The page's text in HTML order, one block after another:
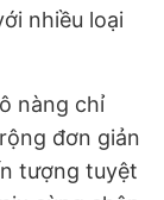
nhiều loại
nàng chỉ
đơn giản
tượng tuyệt